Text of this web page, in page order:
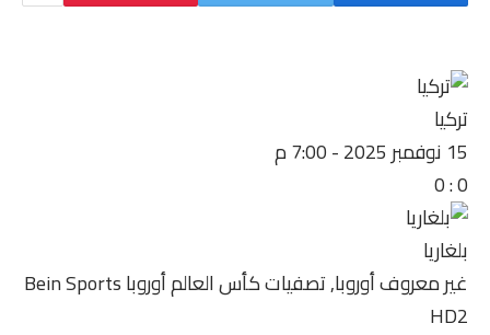
تركيا
15 نوفمبر 2025
-7:00 م
0
:
0
بلغاريا
غير معروفأوروبا, تصفيات كأس العالم أوروباBein Sports
HD2